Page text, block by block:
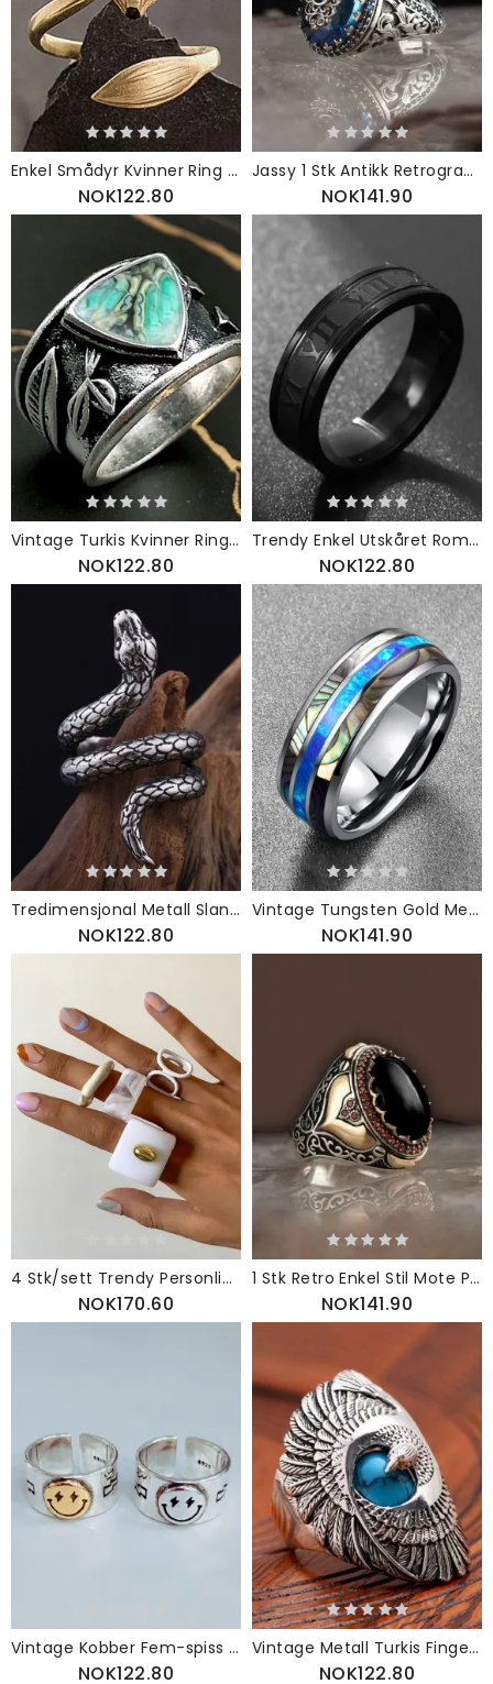
Enkel Smådyr Kvinner Ring Åpning Justerbar Fox
NOK122.80
Jassy 1 Stk Antikk Retrogravert Vintagemønster Blå Sirkonlegering
NOK141.90
Vintage Turkis Kvinner Ring Trekant Farget Oljemaleri Blad Smykker Gave
NOK122.80
Trendy Enkel Utskåret Romertall Sirkelformet Ring I Rustfritt Stål
NOK122.80
Tredimensjonal Metall Slangeformet Ring Vintage Dyreform
NOK122.80
Vintage Tungsten Gold Men Ring Enkel Innlagt Farget Shell Gift
NOK141.90
4 Stk/sett Trendy Personlighet Hul Uregelmessig Geometrisk Form Akryllegering Ringer
NOK170.60
1 Stk Retro Enkel Stil Mote Personlighet Agate Stone Ring
NOK141.90
Vintage Kobber Fem-spiss Star Ring Golden Smile Face Åpningsring
NOK122.80
Vintage Metall Turkis Fingerring Geometrisk Utskårne Ørnvinger Titan Stålringer
NOK122.80